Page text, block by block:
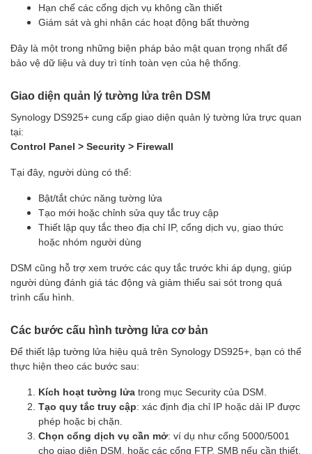
Hạn chế các cổng dịch vụ không cần thiết
Giám sát và ghi nhận các hoạt động bất thường
Đây là một trong những biện pháp bảo mật quan trọng nhất để
bảo vệ dữ liệu và duy trì tính toàn vẹn của hệ thống.
Giao diện quản lý tường lửa trên DSM
Synology DS925+ cung cấp giao diện quản lý tường lửa trực quan
tại:
Control Panel > Security > Firewall
Tại đây, người dùng có thể:
Bật/tắt chức năng tường lửa
Tạo mới hoặc chỉnh sửa quy tắc truy cập
Thiết lập quy tắc theo địa chỉ IP, cổng dịch vụ, giao thức
hoặc nhóm người dùng
DSM cũng hỗ trợ xem trước các quy tắc trước khi áp dụng, giúp
người dùng đánh giá tác động và giảm thiểu sai sót trong quá
trình cấu hình.
Các bước cấu hình tường lửa cơ bản
Để thiết lập tường lửa hiệu quả trên Synology DS925+, bạn có thể
thực hiện theo các bước sau:
Kích hoạt tường lửa trong mục Security của DSM.
Tạo quy tắc truy cập: xác định địa chỉ IP hoặc dải IP được
phép hoặc bị chặn.
Chọn cổng dịch vụ cần mở: ví dụ như cổng 5000/5001
cho giao diện DSM, hoặc các cổng FTP, SMB nếu cần thiết.